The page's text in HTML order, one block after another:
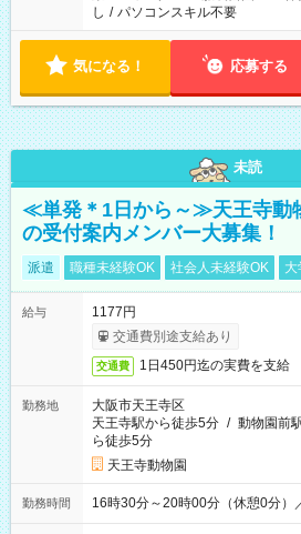
し / パソコンスキル不要
気になる！ 応募する
未読
≪単発＊1日から～≫天王寺動
の受付案内メンバー大募集！
派遣 職種未経験OK 社会人未経験OK 大
給与
1177円
交通費別途支給あり
交通費 1日450円迄の実費を支給
勤務地
大阪市天王寺区
天王寺駅から徒歩5分 / 動物園前
ら徒歩5分
天王寺動物園
勤務時間 16時30分～20時00分（休憩0分）